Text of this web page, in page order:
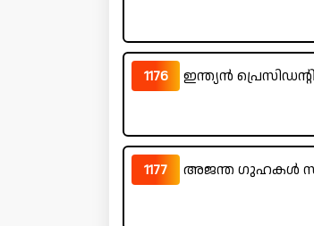
1176 ഇന്ത്യൻ
1177 അജന്ത ഗുഹകൾ